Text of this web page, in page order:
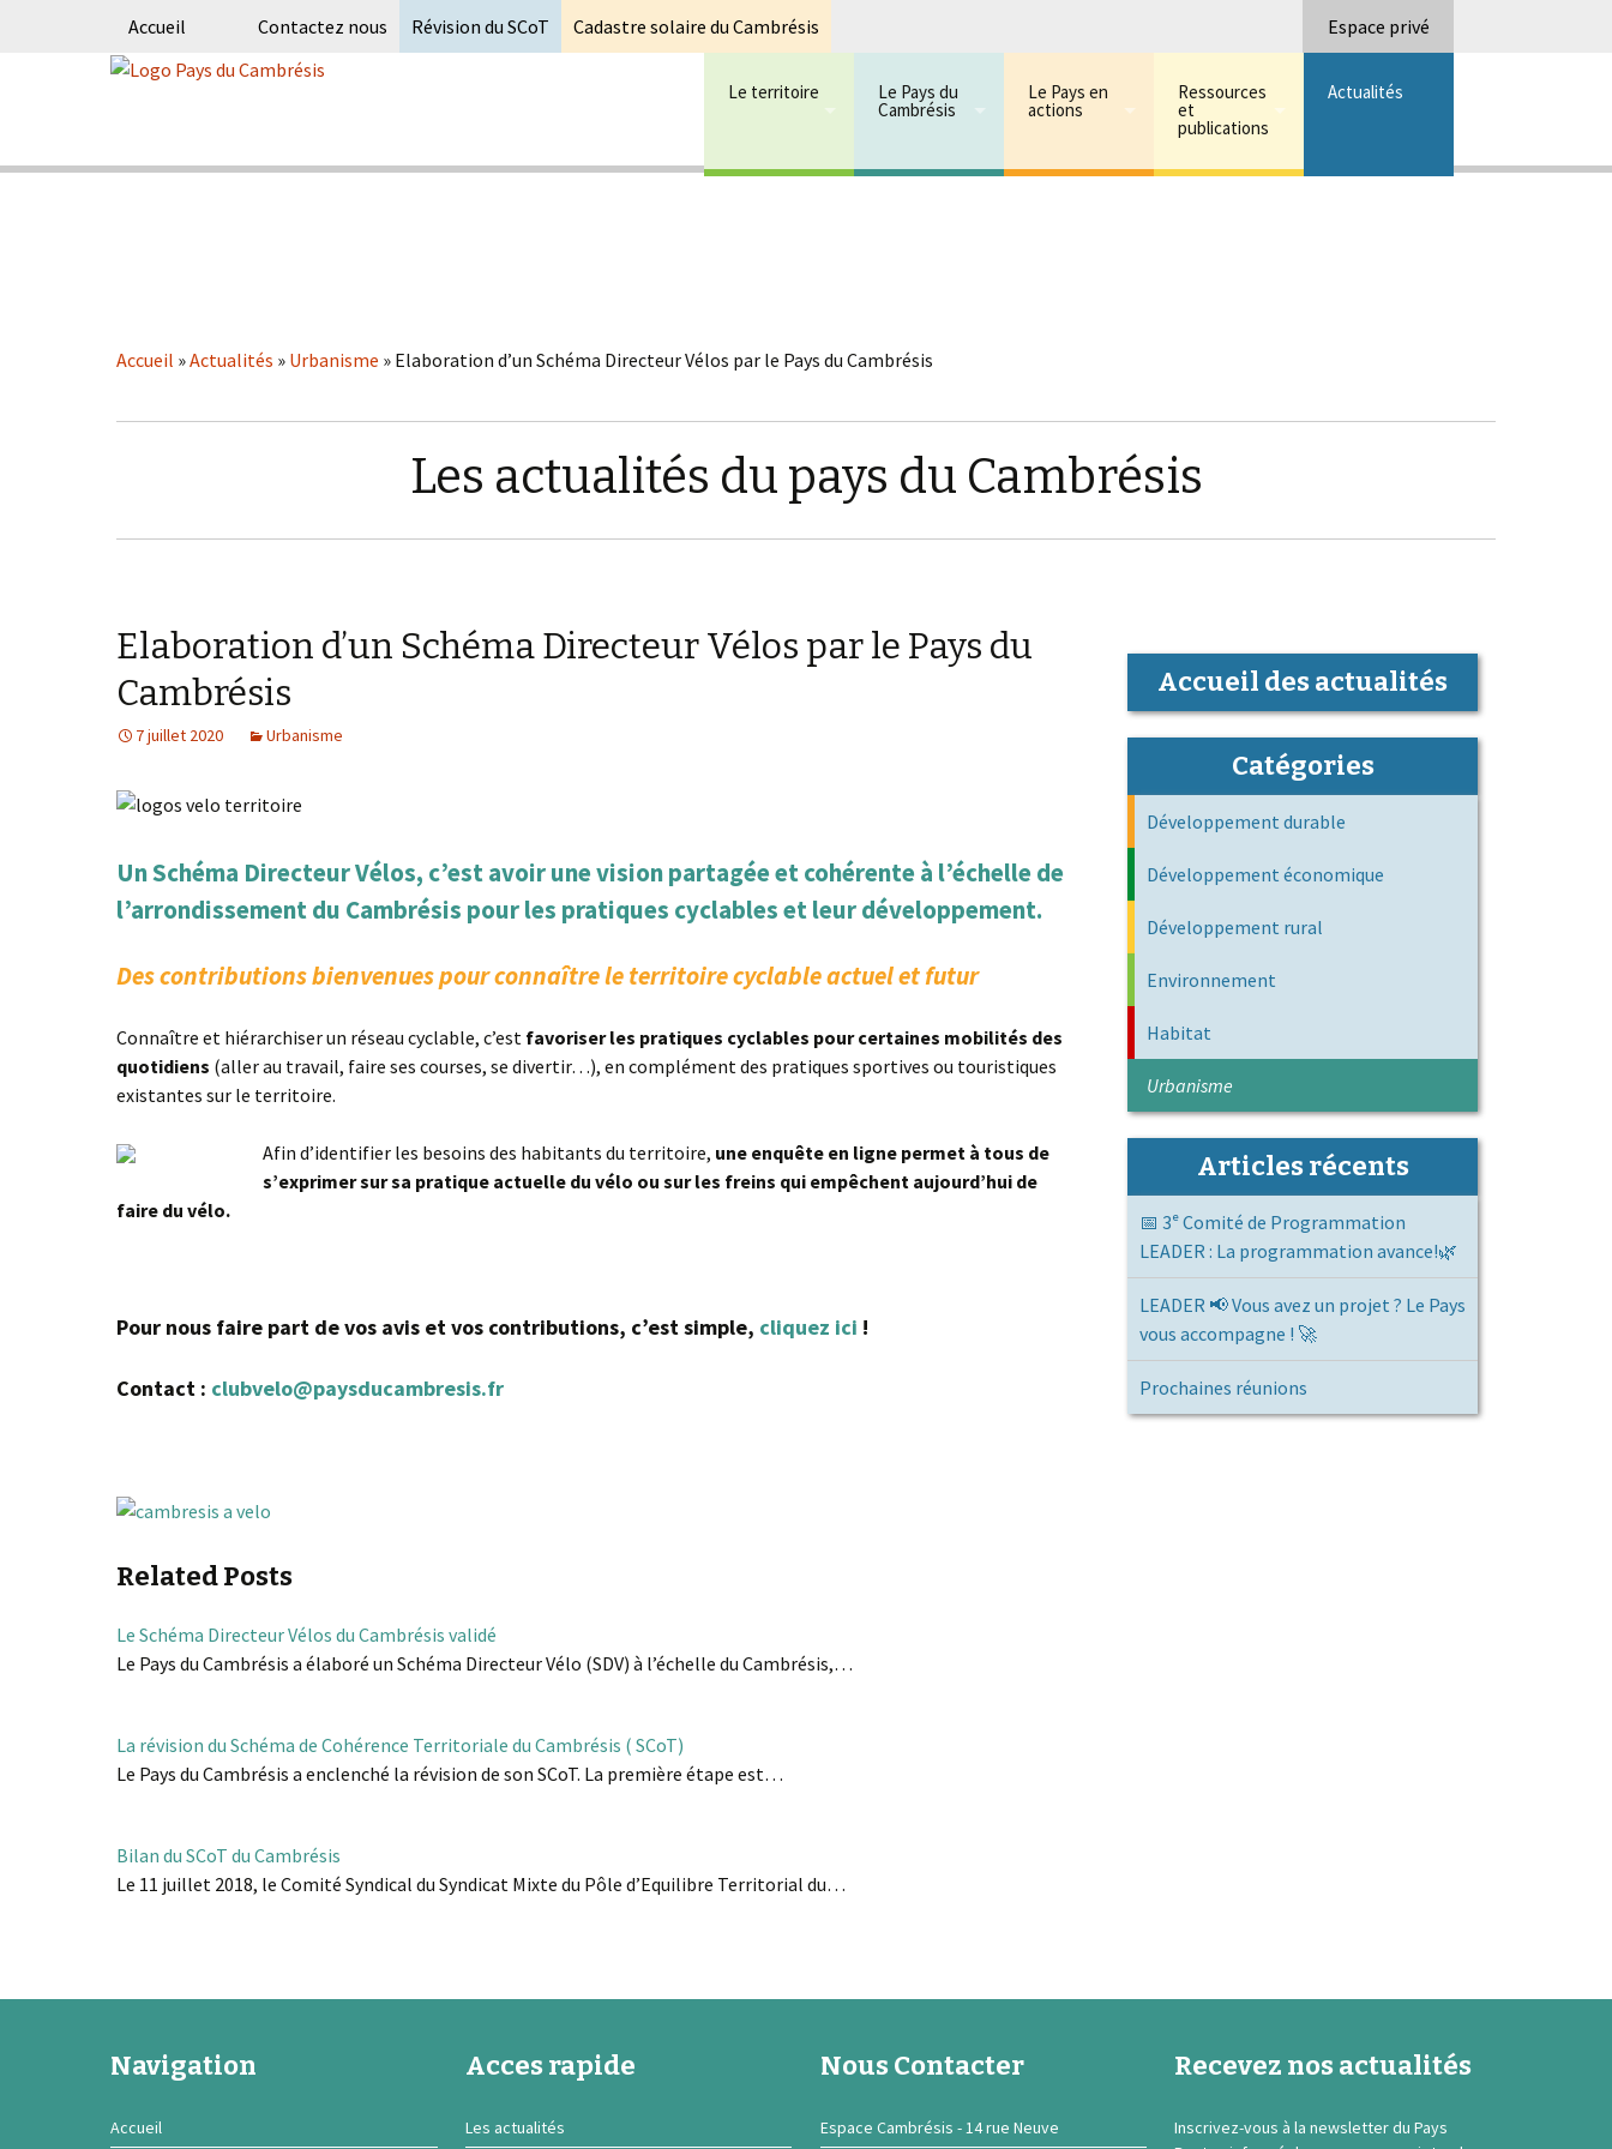
Accueil Contactez nous Révision du SCoT Cadastre solaire du Cambrésis Espace privé
Le territoire Le Pays du
Cambrésis
Le Pays en
actions
Ressources
et
publications
Actualités
Accueil »Actualités » Urbanisme » Elaboration d’un Schéma Directeur Vélos par le Pays du Cambrésis
Les actualités du pays du Cambrésis
Elaboration d’un Schéma Directeur Vélos par le Pays du
Cambrésis
7 juillet 2020 Urbanisme
Un Schéma Directeur Vélos, c’est avoir une vision partagée et cohérente à l’échelle de
l’arrondissement du Cambrésis pour les pratiques cyclables et leur développement.
Des contributions bienvenues pour connaître le territoire cyclable actuel et futur
Connaître et hiérarchiser un réseau cyclable, c’est favoriser les pratiques cyclables pour certaines mobilités des
quotidiens (aller au travail, faire ses courses, se divertir…), en complément des pratiques sportives ou touristiques
existantes sur le territoire.
Afin d’identifier les besoins des habitants du territoire, une enquête en ligne permet à tous de
s’exprimer sur sa pratique actuelle du vélo ou sur les freins qui empêchent aujourd’hui de
faire du vélo.
Pour nous faire part de vos avis et vos contributions, c’est simple, cliquez ici !
Contact : clubvelo@paysducambresis.fr
Related Posts
Le Schéma Directeur Vélos du Cambrésis validé
Le Pays du Cambrésis a élaboré un Schéma Directeur Vélo (SDV) à l’échelle du Cambrésis,…
La révision du Schéma de Cohérence Territoriale du Cambrésis ( SCoT)
Le Pays du Cambrésis a enclenché la révision de son SCoT. La première étape est…
Bilan du SCoT du Cambrésis
Le 11 juillet 2018, le Comité Syndical du Syndicat Mixte du Pôle d’Equilibre Territorial du…
Accueil des actualités
Catégories
Développement durable
Développement économique
Développement rural
Environnement
Habitat
Urbanisme
Articles récents
📅 3ᵉ Comité de Programmation
LEADER : La programmation avance!🌿
LEADER 📢 Vous avez un projet ? Le Pays
vous accompagne ! 🚀
Prochaines réunions
Navigation
Accueil
Acces rapide
Les actualités
Nous Contacter
Espace Cambrésis - 14 rue Neuve
Recevez nos actualités
Inscrivez-vous à la newsletter du Pays